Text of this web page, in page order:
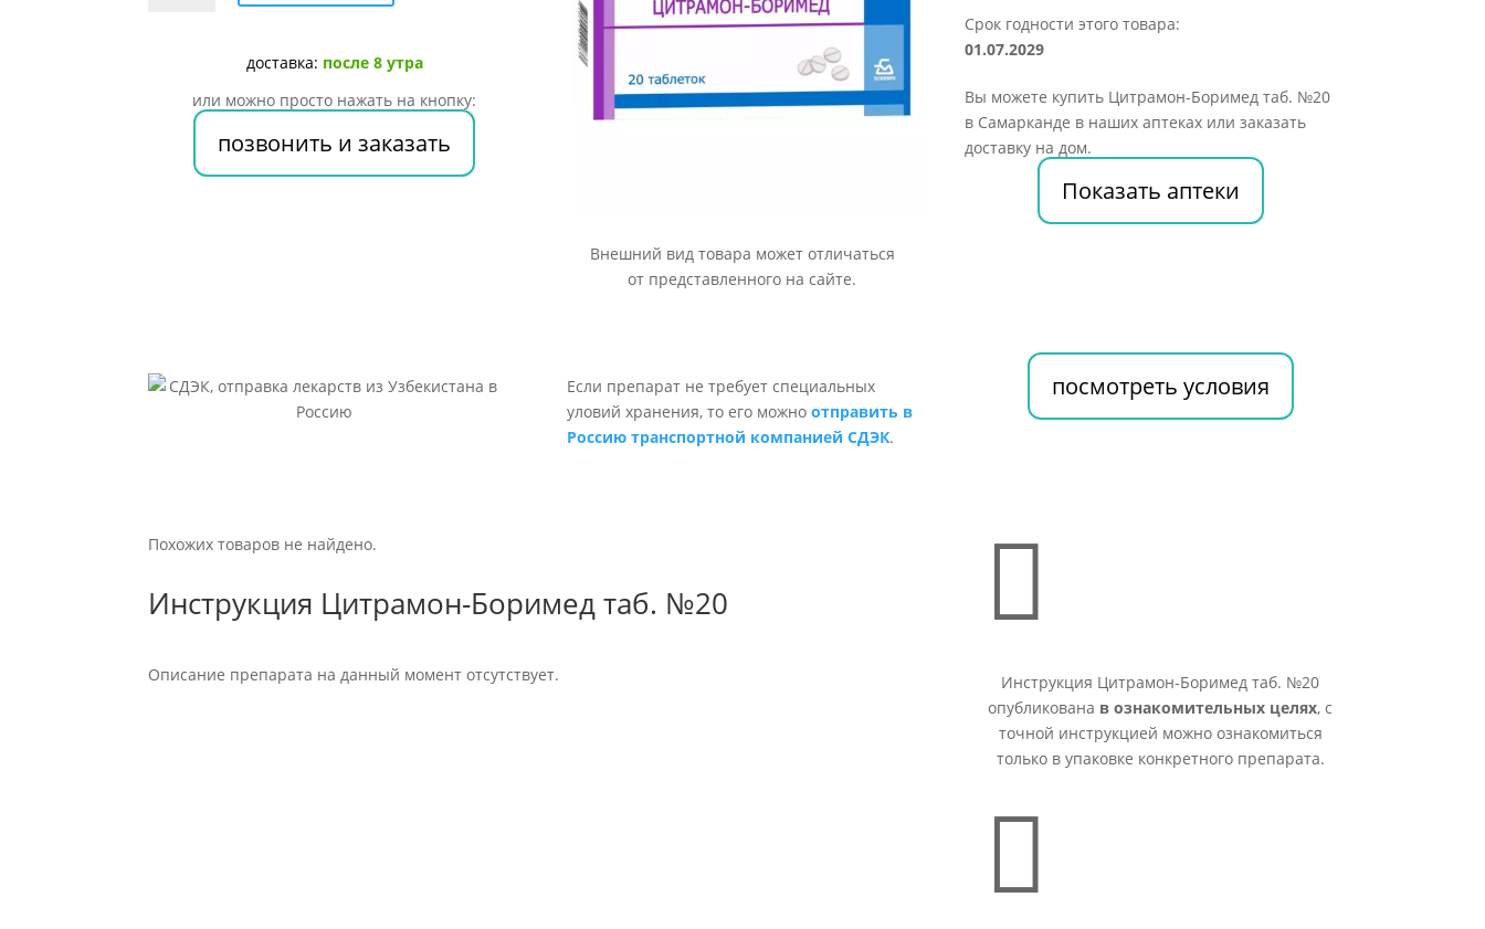
доставка: после 8 утра
или можно просто нажать на кнопку:
позвонить и заказать
Внешний вид товара может отличаться
от представленного на сайте.
Срок годности этого товара:
01.07.2029
Вы можете купить Цитрамон-Боримед таб. №20
в Самарканде в наших аптеках или заказать
доставку на дом.
Показать аптеки
Если препарат не требует специальных
уловий хранения, то его можно отправить в
Россию транспортной компанией СДЭК.
посмотреть условия
Похожих товаров не найдено.
Инструкция Цитрамон-Боримед таб. №20
Описание препарата на данный момент отсутствует.

Инструкция Цитрамон-Боримед таб. №20
опубликована в ознакомительных целях, с
точной инструкцией можно ознакомиться
только в упаковке конкретного препарата.
